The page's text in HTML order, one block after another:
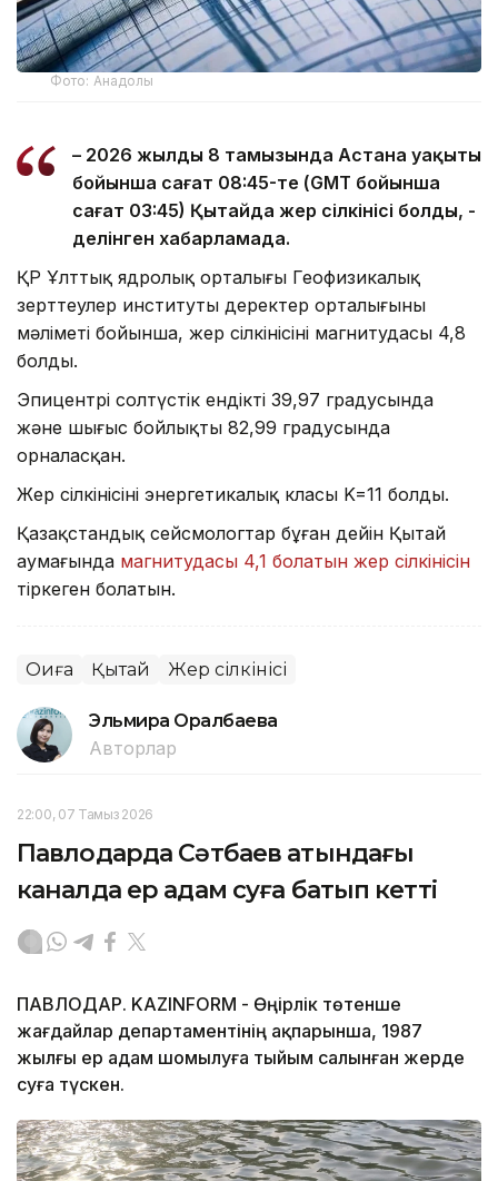
Фото: Анадолы
– 2026 жылдың 8 тамызында Астана уақыты
бойынша сағат 08:45-те (GMT бойынша
сағат 03:45) Қытайда жер сілкінісі болды, -
делінген хабарламада.
ҚР Ұлттық ядролық орталығы Геофизикалық
зерттеулер институты деректер орталығының
мәліметі бойынша, жер сілкінісінің магнитудасы 4,8
болды.
Эпицентрі солтүстік ендіктің 39,97 градусында
және шығыс бойлықтың 82,99 градусында
орналасқан.
Жер сілкінісінің энергетикалық класы K=11 болды.
Қазақстандық сейсмологтар бұған дейін Қытай
аумағында магнитудасы 4,1 болатын жер сілкінісін
тіркеген болатын.
Оқиға Қытай Жер сілкінісі
Эльмира Оралбаева
Авторлар
22:00, 07 Тамыз 2026
Павлодарда Сәтбаев атындағы
каналда ер адам суға батып кетті
ПАВЛОДАР. KAZINFORM - Өңірлік төтенше
жағдайлар департаментінің ақпарынша, 1987
жылғы ер адам шомылуға тыйым салынған жерде
суға түскен.